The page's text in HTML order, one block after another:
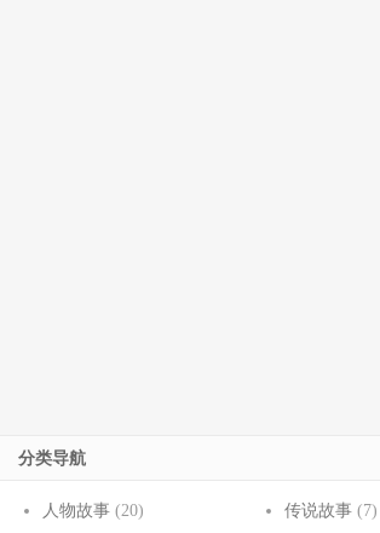
分类导航
人物故事 (20) 传说故事(7)